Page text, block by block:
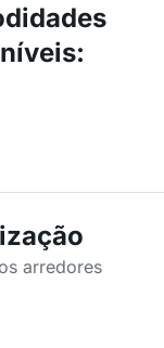
:
arredores